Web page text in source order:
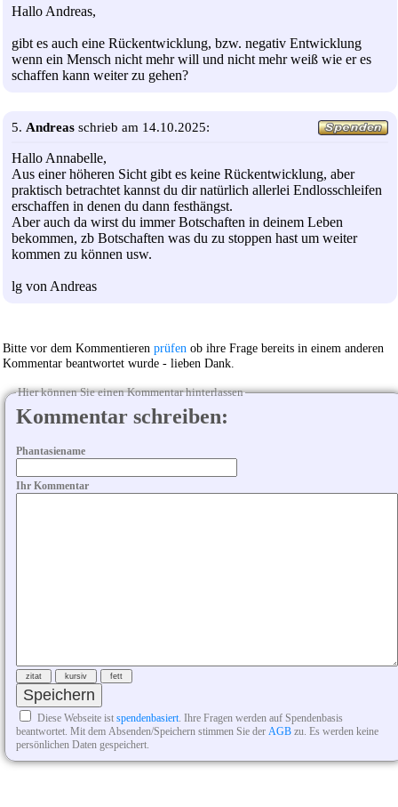
Hallo Andreas,
gibt es auch eine Rückentwicklung, bzw. negativ Entwicklung
wenn ein Mensch nicht mehr will und nicht mehr weiß wie er es
schaffen kann weiter zu gehen?
5. Andreas schrieb am 14.10.2025:
Hallo Annabelle,
Aus einer höheren Sicht gibt es keine Rückentwicklung, aber
praktisch betrachtet kannst du dir natürlich allerlei Endlosschleifen
erschaffen in denen du dann festhängst.
Aber auch da wirst du immer Botschaften in deinem Leben
bekommen, zb Botschaften was du zu stoppen hast um weiter
kommen zu können usw.
lg von Andreas
Bitte vor dem Kommentieren prüfen ob ihre Frage bereits in einem anderen
Kommentar beantwortet wurde - lieben Dank.
Hier können Sie einen Kommentar hinterlassen
Kommentar schreiben:
Phantasiename
Ihr Kommentar
Diese Webseite ist spendenbasiert. Ihre Fragen werden auf Spendenbasis
beantwortet. Mit dem Absenden/Speichern stimmen Sie der AGBzu. Es werden keine
persönlichen Daten gespeichert.